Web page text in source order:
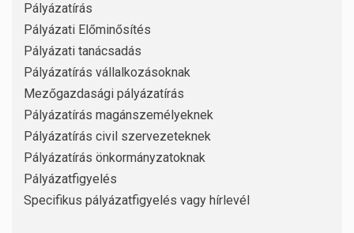
Pályázatírás
Pályázati Előminősítés
Pályázati tanácsadás
Pályázatírás vállalkozásoknak
Mezőgazdasági pályázatírás
Pályázatírás magánszemélyeknek
Pályázatírás civil szervezeteknek
Pályázatírás önkormányzatoknak
Pályázatfigyelés
Specifikus pályázatfigyelés vagy hírlevél